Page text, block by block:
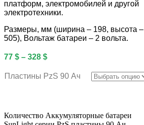
платформ, электромобилей и другой
электротехники.
Размеры, мм (ширина – 198, высота –
505), Вольтаж батареи – 2 вольта.
77 $ – 328 $
Пластины PzS 90 Ач
Количество Аккумуляторные батареи